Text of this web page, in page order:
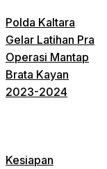
Polda Kaltara
Gelar Latihan Pra
Operasi Mantap
Brata Kayan
2023-2024
Kesiapan